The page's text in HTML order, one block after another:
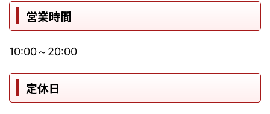
営業時間
10:00～20:00
定休日